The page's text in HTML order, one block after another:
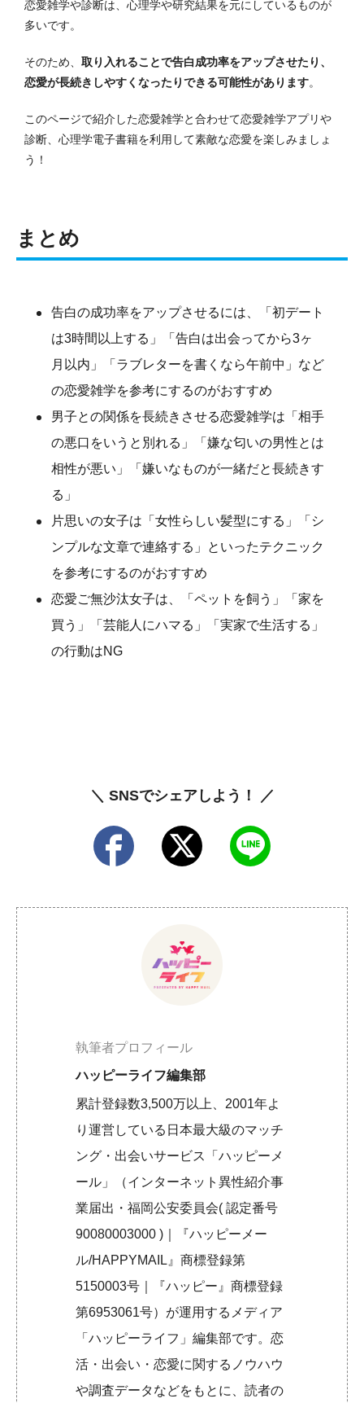
恋愛雑学や診断は、心理学や研究結果を元にしているものが
多いです。
そのため、 取り入れることで告白成功率をアップさせたり、
恋愛が長続きしやすくなったりできる可能性があります。
このページで紹介した恋愛雑学と合わせて恋愛雑学アプリや
診断、心理学電子書籍を利用して素敵な恋愛を楽しみましょ
う！
まとめ
告白の成功率をアップさせるには、「初デート
は3時間以上する」「告白は出会ってから3ヶ
月以内」「ラブレターを書くなら午前中」など
の恋愛雑学を参考にするのがおすすめ
男子との関係を長続きさせる恋愛雑学は「相手
の悪口をいうと別れる」「嫌な匂いの男性とは
相性が悪い」「嫌いなものが一緒だと長続きす
る」
片思いの女子は「女性らしい髪型にする」「シ
ンプルな文章で連絡する」といったテクニック
を参考にするのがおすすめ
恋愛ご無沙汰女子は、「ペットを飼う」「家を
買う」「芸能人にハマる」「実家で生活する」
の行動はNG
＼ SNSでシェアしよう！ ／
執筆者プロフィール
ハッピーライフ編集部
累計登録数3,500万以上、2001年よ
り運営している日本最大級のマッチ
ング・出会いサービス「ハッピーメ
ール」（インターネット異性紹介事
業届出・福岡公安委員会( 認定番号
90080003000 )｜『ハッピーメー
ル/HAPPYMAIL』商標登録第
5150003号｜『ハッピー』商標登録
第6953061号）が運用するメディア
「ハッピーライフ」編集部です。恋
活・出会い・恋愛に関するノウハウ
や調査データなどをもとに、読者の